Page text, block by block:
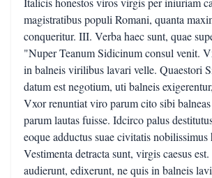
magistratibus populi Romani, quanta
conqueritur. III. Verba haec sunt, quae
"Nuper Teanum Sidicinum consul venit.
in balneis virilibus lavari velle. Quaestori
datum est negotium, uti balneis
Vxor renuntiat viro parum cito sibi balneas
parum lautas fuisse. Idcirco palus
eoque adductus suae civitatis
Vestimenta detracta sunt, virgis caesus
audierunt, edixerunt, ne quis in balneis